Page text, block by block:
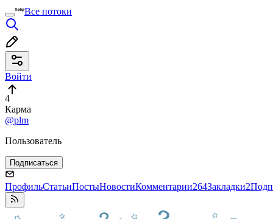
Все потоки
Войти
4
Карма
@plm
Пользователь
Подписаться
ПрофильСтатьиПостыНовостиКомментарии264Закладки2